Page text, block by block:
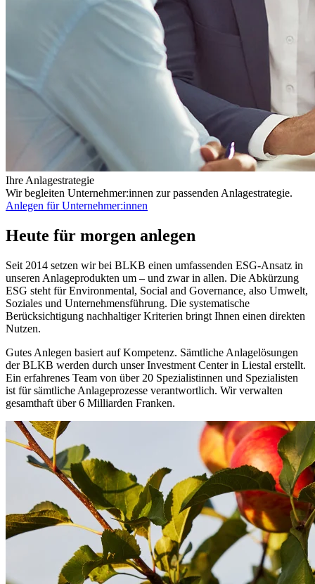
Ihre Anlagestrategie
Wir begleiten Unternehmer:innen zur passenden Anlagestrategie.
Anlegen für Unternehmer:innen
Heute für morgen anlegen
Seit 2014 setzen wir bei BLKB einen umfassenden ESG-Ansatz in
unseren Anlageprodukten um – und zwar in allen. Die Abkürzung
ESG steht für Environmental, Social and Governance, also Umwelt,
Soziales und Unternehmensführung. Die systematische
Berücksichtigung nachhaltiger Kriterien bringt Ihnen einen direkten
Nutzen.
Gutes Anlegen basiert auf Kompetenz. Sämtliche Anlagelösungen
der BLKB werden durch unser Investment Center in Liestal erstellt.
Ein erfahrenes Team von über 20 Spezialistinnen und Spezialisten
ist für sämtliche Anlageprozesse verantwortlich. Wir verwalten
gesamthaft über 6 Milliarden Franken.